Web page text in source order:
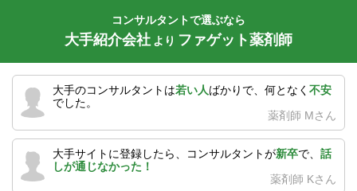
コンサルタントで選ぶなら
大手紹介会社 より ファゲット薬剤師
大手のコンサルタントは若い人ばかりで、何となく 不安
でした。
薬剤師 Mさん
大手サイトに登録したら、コンサルタントが新卒で、 話
しが通じなかった！
薬剤師 Kさん